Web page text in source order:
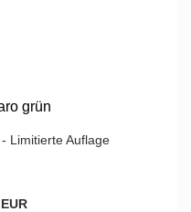
Limitierte Auflage